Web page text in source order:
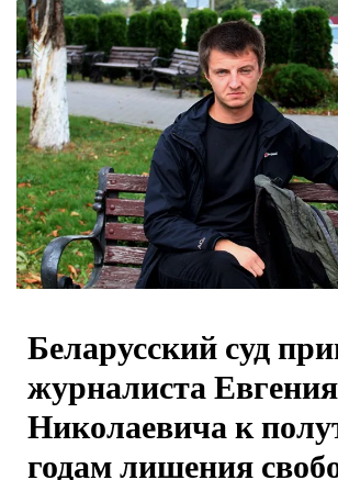
Беларусский суд
журналиста Евгения
Николаевича к